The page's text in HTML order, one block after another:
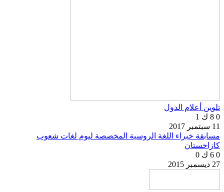
تلوين أعلام الدول
0 8 ك
1
11 سبتمبر 2017
مسابقة خبراء اللغة الروسية المخصصة ليوم لغات شعوب
كازاخستان
0 6 ك
0
27 ديسمبر 2015